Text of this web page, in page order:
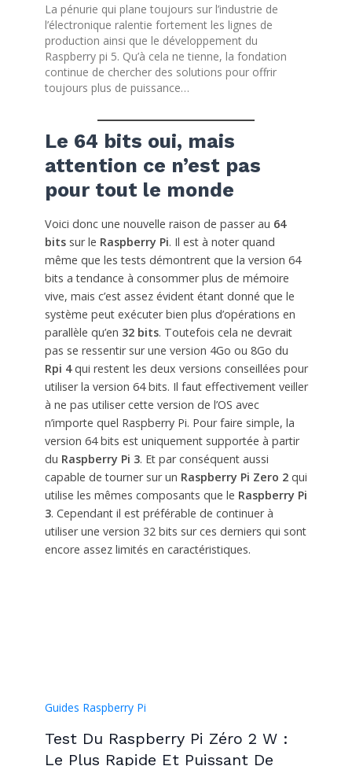
La pénurie qui plane toujours sur l’industrie de
l’électronique ralentie fortement les lignes de
production ainsi que le développement du
Raspberry pi 5. Qu’à cela ne tienne, la fondation
continue de chercher des solutions pour offrir
toujours plus de puissance…
Le 64 bits oui, mais
attention ce n’est pas
pour tout le monde
Voici donc une nouvelle raison de passer au 64
bitssur le Raspberry Pi. Il est à noter quand
même que les tests démontrent que la version 64
bits a tendance à consommer plus de mémoire
vive, mais c’est assez évident étant donné que le
système peut exécuter bien plus d’opérations en
parallèle qu’en 32 bits. Toutefois cela ne devrait
pas se ressentir sur une version 4Go ou 8Go du
Rpi 4qui restent les deux versions conseillées pour
utiliser la version 64 bits. Il faut effectivement veiller
à ne pas utiliser cette version de l’OS avec
n’importe quel Raspberry Pi. Pour faire simple, la
version 64 bits est uniquement supportée à partir
du Raspberry Pi 3. Et par conséquent aussi
capable de tourner sur un Raspberry Pi Zero 2qui
utilise les mêmes composants que le Raspberry Pi
3. Cependant il est préférable de continuer à
utiliser une version 32 bits sur ces derniers qui sont
encore assez limités en caractéristiques.
Guides Raspberry Pi
Test Du Raspberry Pi Zéro 2 W :
Le Plus Rapide Et Puissant De